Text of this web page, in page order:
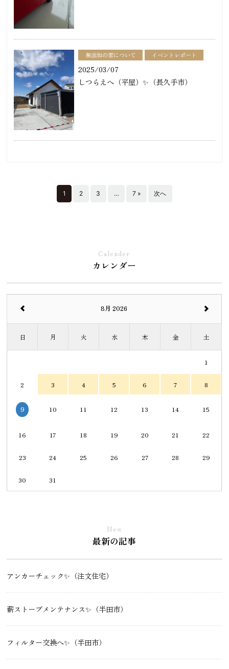
無添加の家について イベントレポート
2025/03/07
しつらえへ（平屋）✨（長久手市）
1 2 3 … 7 » 次へ
Calender
カレンダー
8月 2026
日 月 火 水 木 金 土
1
2 3 4 5 6 7 8
9 10 11 12 13 14 15
16 17 18 19 20 21 22
23 24 25 26 27 28 29
30 31
New
最新の記事
アンカーチェック✨（注文住宅）
薪ストーブメンテナンス✨（半田市）
フィルター交換へ✨（半田市）